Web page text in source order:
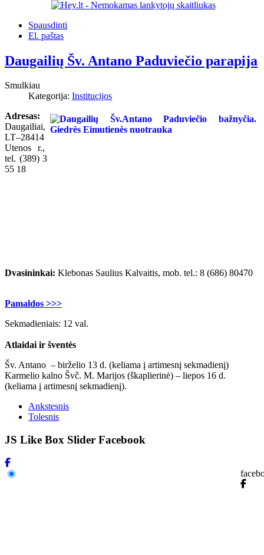
Spausdinti
El. paštas
Daugailių Šv. Antano Paduviečio parapija
Smulkiau
Kategorija: Institucijos
Adresas:
Daugailiai,
LT–28414
Utenos r.,
tel. (389) 3
55 18
Dvasininkai: Klebonas Saulius Kalvaitis, mob. tel.: 8 (686) 80470
Pamaldos >>>
Sekmadieniais: 12 val.
Atlaidai ir šventės
Šv. Antano – birželio 13 d. (keliama į artimesnį sekmadienį)
Karmelio kalno Švč. M. Marijos (škaplierinė) – liepos 16 d.
(keliama į artimesnį sekmadienį).
Ankstesnis
Tolesnis
JS Like Box Slider Facebook